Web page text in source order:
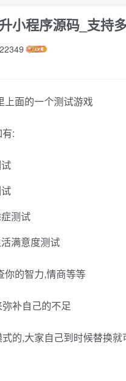
小程序源码_支持
上面的一个测试游戏
:
测试
满意度测试
你的智力,情商等等
补自己的不足
的,大家自己到时候替换就